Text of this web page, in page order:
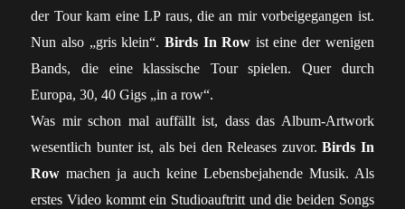
der Tour kam eine LP raus, die an mir vorbeigegangen ist.
Nun also „gris klein“. Birds In Row ist eine der wenigen
Bands, die eine klassische Tour spielen. Quer durch
Europa, 30, 40 Gigs „in a row“.
Was mir schon mal auffällt ist, dass das Album-Artwork
wesentlich bunter ist, als bei den Releases zuvor.Birds In
Row machen ja auch keine Lebensbejahende Musik. Als
erstes Video kommt ein Studioauftritt und die beiden Songs